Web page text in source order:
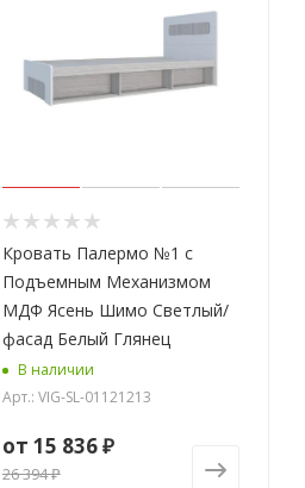
Кровать Палермо №1 с
Подъемным Механизмом
МДФ Ясень Шимо Светлый/
фасад Белый Глянец
В наличии
Арт.: VIG-SL-01121213
от 15 836 ₽
26 394 ₽